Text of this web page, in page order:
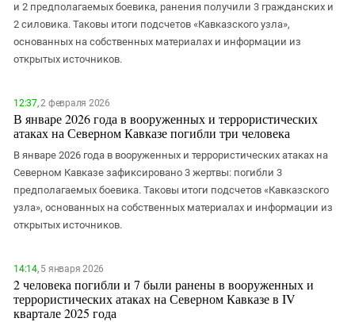
и 2 предполагаемых боевика, ранения получили 3 гражданских и
2 силовика. Таковы итоги подсчетов «Кавказского узла»,
основанных на собственных материалах и информации из
открытых источников.
12:37,2 февраля 2026
В январе 2026 года в вооруженных и террористических
атаках на Северном Кавказе погибли три человека
В январе 2026 года в вооруженных и террористических атаках на
Северном Кавказе зафиксировано 3 жертвы: погибли 3
предполагаемых боевика. Таковы итоги подсчетов «Кавказского
узла», основанных на собственных материалах и информации из
открытых источников.
14:14,5 января 2026
2 человека погибли и 7 были ранены в вооруженных и
террористических атаках на Северном Кавказе в IV
квартале 2025 года